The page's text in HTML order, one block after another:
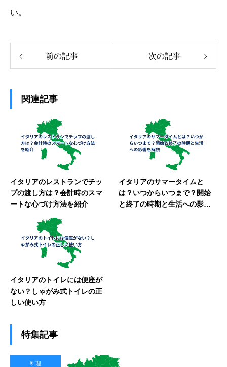
い。
前の記事 次の記事
関連記事
イタリアのレストランでチッ
プの渡し方は？会計時のスマ
ートな心づけ方法を紹介
イタリアのサマータイムと
は？いつからいつまで？開始
と終了の時期と生活への影響
イタリアのトイレには便座が
ない？しゃがみ式トイレの正
しい使い方
特集記事
料理